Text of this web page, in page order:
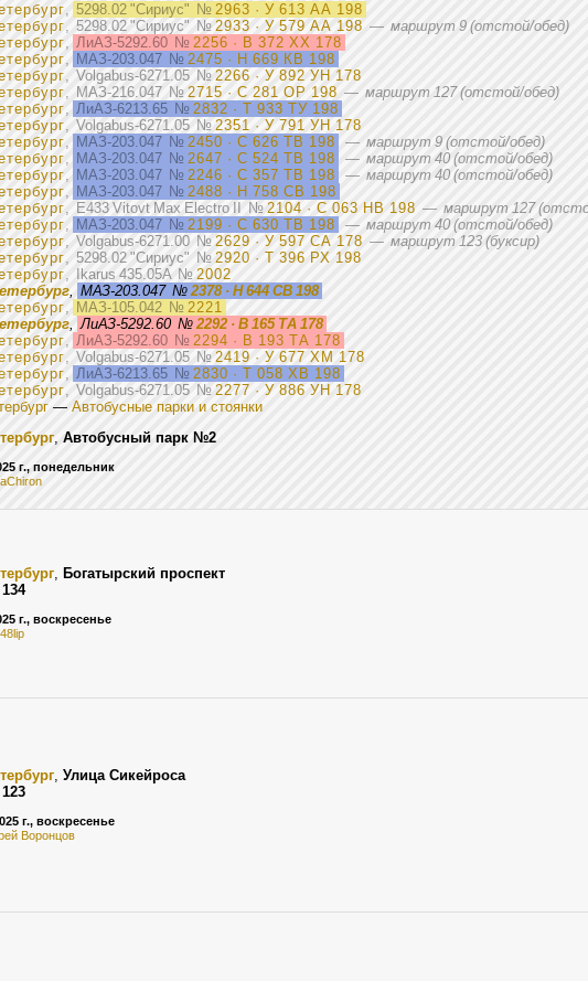
, 5298.02 "Сириус" № 2963 · У 613 АА 198
, 5298.02 "Сириус" № 2933 · У 579 АА 198 — маршрут 9 (отстой/обед)
, ЛиАЗ-5292.60 № 2256 · В 372 ХХ 178
, МАЗ-203.047 № 2475 · Н 669 КВ 198
, Volgabus-6271.05 № 2266 · У 892 УН 178
, МАЗ-216.047 № 2715 · С 281 ОР 198 — маршрут 127 (отстой/обед)
, ЛиАЗ-6213.65 № 2832 · Т 933 ТУ 198
, Volgabus-6271.05 № 2351 · У 791 УН 178
, МАЗ-203.047 № 2450 · С 626 ТВ 198 — маршрут 9 (отстой/обед)
, МАЗ-203.047 № 2647 · С 524 ТВ 198 — маршрут 40 (отстой/обед)
, МАЗ-203.047 № 2246 · С 357 ТВ 198 — маршрут 40 (отстой/обед)
, МАЗ-203.047 № 2488 · Н 758 СВ 198
, E433 Vitovt Max Electro II № 2104 · С 063 НВ 198 — маршрут 127
, МАЗ-203.047 № 2199 · С 630 ТВ 198 — маршрут 40 (отстой/обед)
, Volgabus-6271.00 № 2629 · У 597 СА 178 — маршрут 123 (буксир)
, 5298.02 "Сириус" № 2920 · Т 396 РХ 198
, Ikarus 435.05A № 2002
, МАЗ-203.047 №2378 · Н 644 СВ 198
, МАЗ-105.042 № 2221
, ЛиАЗ-5292.60 № 2292 · В 165 ТА 178
, ЛиАЗ-5292.60 № 2294 · В 193 ТА 178
, Volgabus-6271.05 № 2419 · У 677 ХМ 178
, ЛиАЗ-6213.65 № 2830 · Т 058 ХВ 198
, Volgabus-6271.05 № 2277 · У 886 УН 178
— Автобусные парки и стоянки
, Автобусный парк №2
г., понедельник
, Богатырский проспект
134
г., воскресенье
, Улица Сикейроса
123
г., воскресенье
Воронцов